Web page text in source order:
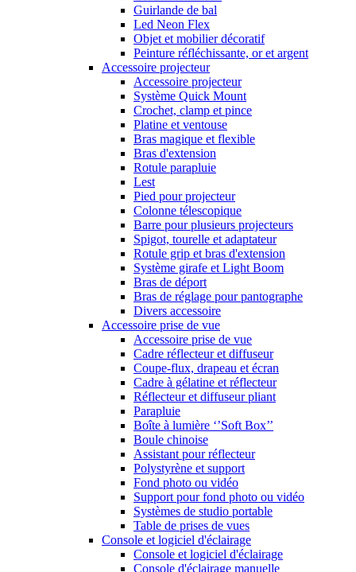
Guirlande de bal
Led Neon Flex
Objet et mobilier décoratif
Peinture réfléchissante, or et argent
Accessoire projecteur
Accessoire projecteur
Système Quick Mount
Crochet, clamp et pince
Platine et ventouse
Bras magique et flexible
Bras d'extension
Rotule parapluie
Lest
Pied pour projecteur
Colonne télescopique
Barre pour plusieurs projecteurs
Spigot, tourelle et adaptateur
Rotule grip et bras d'extension
Système girafe et Light Boom
Bras de déport
Bras de réglage pour pantographe
Divers accessoire
Accessoire prise de vue
Accessoire prise de vue
Cadre réflecteur et diffuseur
Coupe-flux, drapeau et écran
Cadre à gélatine et réflecteur
Réflecteur et diffuseur pliant
Parapluie
Boîte à lumière ‘’Soft Box’’
Boule chinoise
Assistant pour réflecteur
Polystyrène et support
Fond photo ou vidéo
Support pour fond photo ou vidéo
Systèmes de studio portable
Table de prises de vues
Console et logiciel d'éclairage
Console et logiciel d'éclairage
Console d'éclairage manuelle